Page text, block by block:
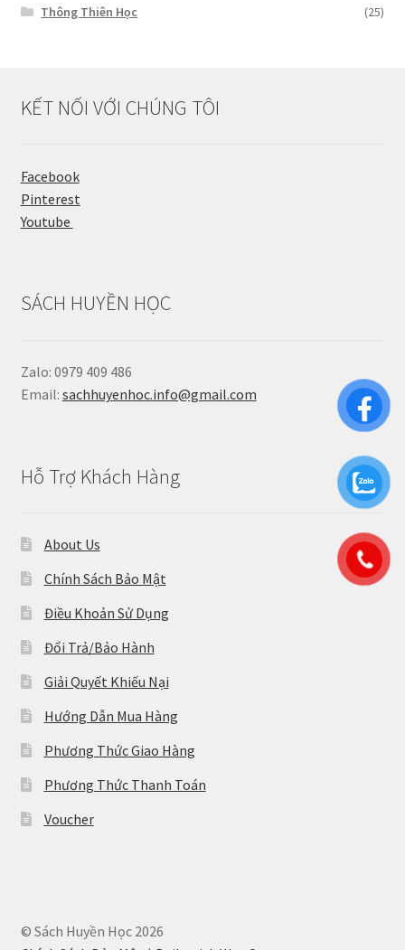
Thông Thiên Học
(25)
KẾT NỐI VỚI CHÚNG TÔI
Facebook
Pinterest
Youtube
SÁCH HUYỀN HỌC
Zalo: 0979 409 486
Email: sachhuyenhoc.info@gmail.com
Hỗ Trợ Khách Hàng
About Us
Chính Sách Bảo Mật
Điều Khoản Sử Dụng
Đổi Trả/Bảo Hành
Giải Quyết Khiếu Nại
Hướng Dẫn Mua Hàng
Phương Thức Giao Hàng
Phương Thức Thanh Toán
Voucher
© Sách Huyền Học 2026